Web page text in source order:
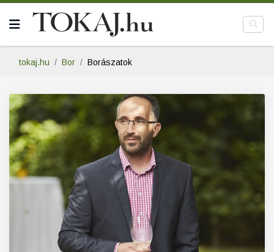
tokaj.hu Bor Borászatok